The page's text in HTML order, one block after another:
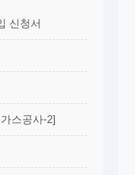
신청서
스공사-2]